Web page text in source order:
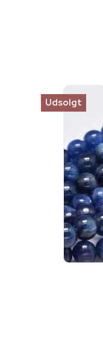
Udsolgt